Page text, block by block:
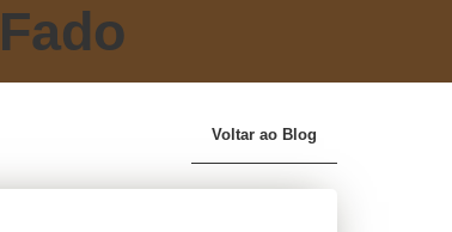
Fado
Voltar ao Blog